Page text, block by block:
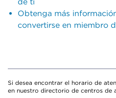
Obtenga más
convertirse en miembro
Si desea encontrar el horario de
en nuestro directorio de centros de